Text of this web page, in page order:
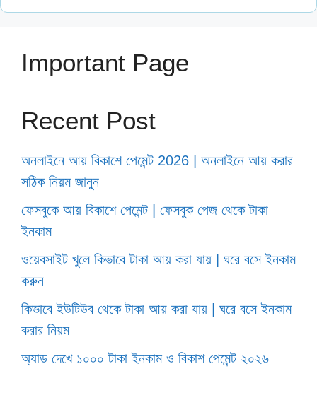
Important Page
Recent Post
অনলাইনে আয় বিকাশে পেমেন্ট 2026 | অনলাইনে আয় করার
সঠিক নিয়ম জানুন
ফেসবুকে আয় বিকাশে পেমেন্ট | ফেসবুক পেজ থেকে টাকা
ইনকাম
ওয়েবসাইট খুলে কিভাবে টাকা আয় করা যায় | ঘরে বসে ইনকাম
করুন
কিভাবে ইউটিউব থেকে টাকা আয় করা যায় | ঘরে বসে ইনকাম
করার নিয়ম
অ্যাড দেখে ১০০০ টাকা ইনকাম ও বিকাশ পেমেন্ট ২০২৬